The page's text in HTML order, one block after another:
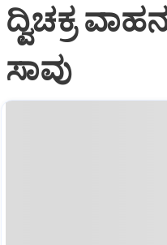
ದ್ವಿಚಕ್ರ
ಸಾವು